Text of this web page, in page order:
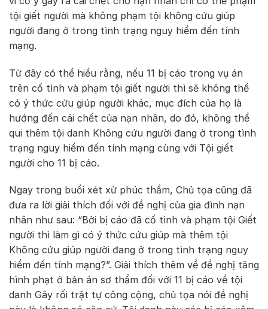
tội giết người mà không phạm tội không cứu giúp
người đang ở trong tình trạng nguy hiểm đến tính
mạng.
Từ đây có thể hiểu rằng, nếu 11 bị cáo trong vụ án
trên cố tình và phạm tội giết người thì sẽ không thể
có ý thức cứu giúp người khác, mục đích của họ là
hướng đến cái chết của nạn nhân, do đó, không thể
qui thêm tội danh Không cứu người đang ở trong tình
trạng nguy hiểm đến tính mạng cùng với Tội giết
người cho 11 bị cáo.
Ngay trong buổi xét xử phúc thẩm, Chủ tọa cũng đã
đưa ra lời giải thích đối với đề nghị của gia đình nạn
nhân như sau: “Bởi bị cáo đã cố tình và phạm tội Giết
người thì làm gì có ý thức cứu giúp mà thêm tội
Không cứu giúp người đang ở trong tình trạng nguy
hiểm đến tính mạng?”. Giải thích thêm về đề nghị tăng
hình phạt ở bản án sơ thẩm đối với 11 bị cáo về tội
danh Gây rối trật tự công cộng, chủ tọa nói đề nghị